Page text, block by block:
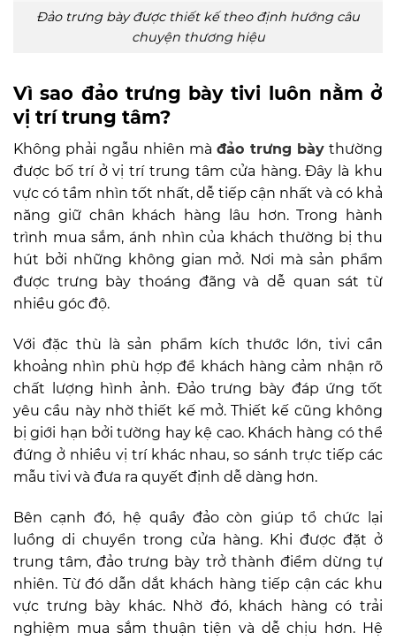
Đảo trưng bày được thiết kế theo định hướng câu
chuyện thương hiệu
Vì sao đảo trưng bày tivi luôn nằm ở
vị trí trung tâm?
Không phải ngẫu nhiên màđảo trưng bàythường
được bố trí ở vị trí trung tâm cửa hàng. Đây là khu
vực có tầm nhìn tốt nhất, dễ tiếp cận nhất và có khả
năng giữ chân khách hàng lâu hơn. Trong hành
trình mua sắm, ánh nhìn của khách thường bị thu
hút bởi những không gian mở. Nơi mà sản phẩm
được trưng bày thoáng đãng và dễ quan sát từ
nhiều góc độ.
Với đặc thù là sản phẩm kích thước lớn, tivi cần
khoảng nhìn phù hợp để khách hàng cảm nhận rõ
chất lượng hình ảnh. Đảo trưng bày đáp ứng tốt
yêu cầu này nhờ thiết kế mở. Thiết kế cũng không
bị giới hạn bởi tường hay kệ cao. Khách hàng có thể
đứng ở nhiều vị trí khác nhau, so sánh trực tiếp các
mẫu tivi và đưa ra quyết định dễ dàng hơn.
Bên cạnh đó, hệ quầy đảo còn giúp tổ chức lại
luồng di chuyển trong cửa hàng. Khi được đặt ở
trung tâm, đảo trưng bày trở thành điểm dừng tự
nhiên. Từ đó dẫn dắt khách hàng tiếp cận các khu
vực trưng bày khác. Nhờ đó, khách hàng có trải
nghiệm mua sắm thuận tiện và dễ chịu hơn. Hệ